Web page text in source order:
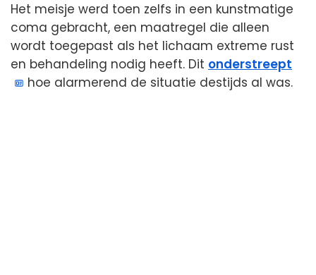
Het meisje werd toen zelfs in een kunstmatige
coma gebracht, een maatregel die alleen
wordt toegepast als het lichaam extreme rust
en behandeling nodig heeft. Dit onderstreept
hoe alarmerend de situatie destijds al was.